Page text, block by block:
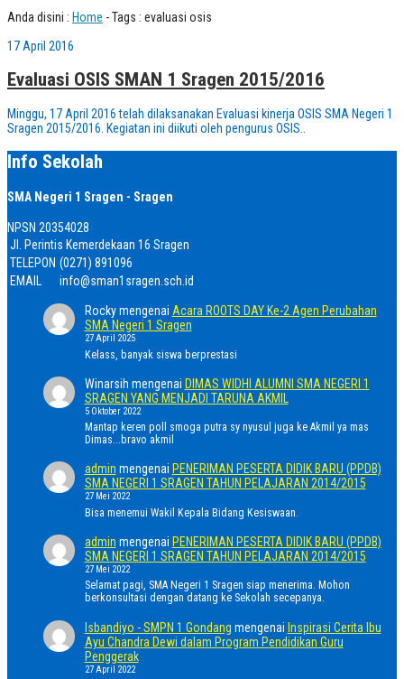
Anda disini : Home -Tags : evaluasi osis
17 April 2016
Evaluasi OSIS SMAN 1 Sragen 2015/2016
Minggu, 17 April 2016 telah dilaksanakan Evaluasi kinerja OSIS SMA Negeri 1
Sragen 2015/2016. Kegiatan ini diikuti oleh pengurus OSIS..
Info Sekolah
SMA Negeri 1 Sragen - Sragen
NPSN 20354028
Jl. Perintis Kemerdekaan 16 Sragen
TELEPON (0271) 891096
EMAIL
info@sman1sragen.sch.id
Rockymengenai Acara ROOTS DAY Ke-2 Agen Perubahan
SMA Negeri 1 Sragen
27 April 2025
Kelass, banyak siswa berprestasi
Winarsih mengenai DIMAS WIDHI ALUMNI SMA NEGERI 1
SRAGEN YANG MENJADI TARUNA AKMIL
5 Oktober 2022
Mantap keren poll smoga putra sy nyusul juga ke Akmil ya mas
Dimas...bravo akmil
admin mengenai PENERIMAN PESERTA DIDIK BARU (PPDB)
SMA NEGERI 1 SRAGEN TAHUN PELAJARAN 2014/2015
27 Mei 2022
Bisa menemui Wakil Kepala Bidang Kesiswaan.
admin mengenai PENERIMAN PESERTA DIDIK BARU (PPDB)
SMA NEGERI 1 SRAGEN TAHUN PELAJARAN 2014/2015
27 Mei 2022
Selamat pagi, SMA Negeri 1 Sragen siap menerima. Mohon
berkonsultasi dengan datang ke Sekolah secepanya.
Isbandiyo - SMPN 1 Gondang mengenai Inspirasi Cerita Ibu
Ayu Chandra Dewi dalam Program Pendidikan Guru
Penggerak
27 April 2022